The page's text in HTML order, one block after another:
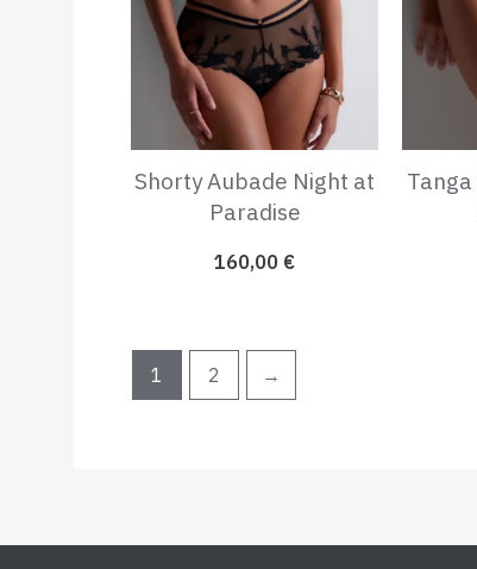
Shorty Aubade Night at
Paradise
160,00 €
1 2 →